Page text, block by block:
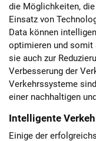
die Möglichkeiten,
Einsatz von
Data können
optimieren und somit
sie auch zur
Verbesserung der
Verkehrssysteme
einer nachhaltigen
Intelligente
Einige der